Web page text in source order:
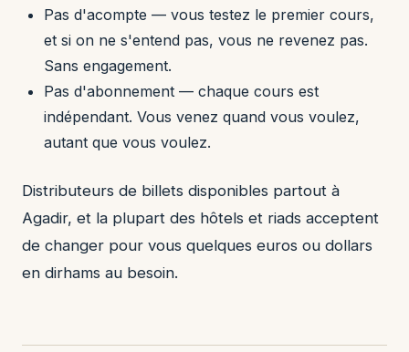
Pas d'acompte — vous testez le premier cours,
et si on ne s'entend pas, vous ne revenez pas.
Sans engagement.
Pas d'abonnement — chaque cours est
indépendant. Vous venez quand vous voulez,
autant que vous voulez.
Distributeurs de billets disponibles partout à
Agadir, et la plupart des hôtels et riads acceptent
de changer pour vous quelques euros ou dollars
en dirhams au besoin.